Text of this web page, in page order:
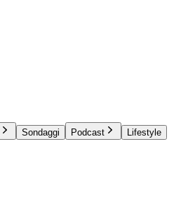
Sondaggi Podcast
Lifestyle